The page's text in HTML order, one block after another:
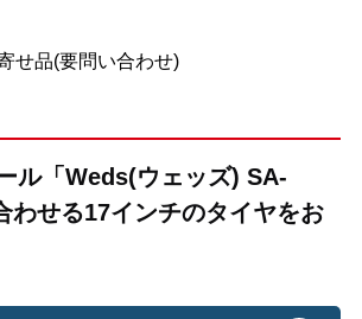
せ品(要問い合わせ)
ル「Weds(ウェッズ) SA-
わせる17インチのタイヤをお